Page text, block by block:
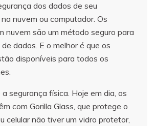
dos dados de seu
nuvem ou computador. Os
nuvem são um método seguro para
dados. E o melhor é que os
disponíveis para todos os
segurança física. Hoje em dia, os
com Gorilla Glass, que protege o
celular não tiver um vidro protetor,